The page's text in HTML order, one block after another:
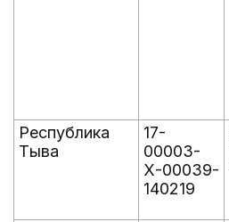
Республика
Тыва
17-
00003-
Х-00039-
140219